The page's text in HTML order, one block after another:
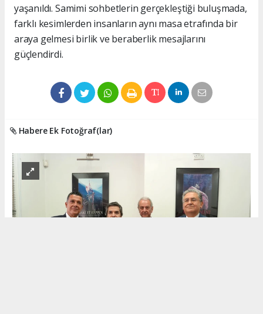
yaşanıldı. Samimi sohbetlerin gerçekleştiği buluşmada,
farklı kesimlerden insanların aynı masa etrafında bir
araya gelmesi birlik ve beraberlik mesajlarını
güçlendirdi.
Habere Ek Fotoğraf(lar)